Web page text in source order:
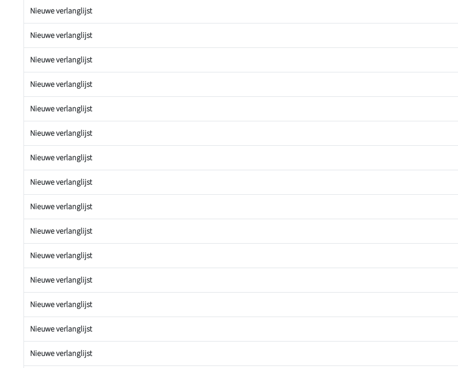
Nieuwe verlanglijst
Nieuwe verlanglijst
Nieuwe verlanglijst
Nieuwe verlanglijst
Nieuwe verlanglijst
Nieuwe verlanglijst
Nieuwe verlanglijst
Nieuwe verlanglijst
Nieuwe verlanglijst
Nieuwe verlanglijst
Nieuwe verlanglijst
Nieuwe verlanglijst
Nieuwe verlanglijst
Nieuwe verlanglijst
Nieuwe verlanglijst